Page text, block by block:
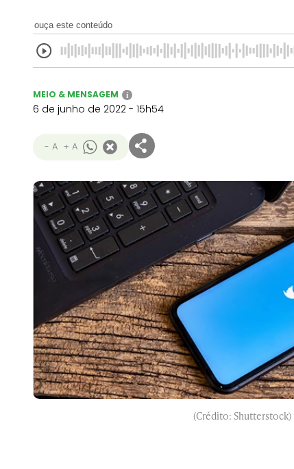
ouça este conteúdo
MEIO & MENSAGEM i
6 de junho de 2022 - 15h54
- A + A
(Crédito: Shutterstock)